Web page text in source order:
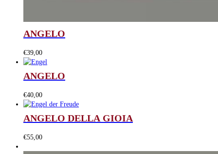
ANGELO
€39,00
ANGELO
€40,00
ANGELO DELLA GIOIA
€55,00